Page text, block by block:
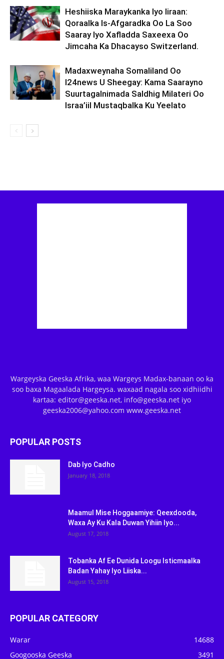
Heshiiska Maraykanka Iyo Iiraan:
Qoraalka Is-Afgaradka Oo La Soo
Saaray Iyo Xafladda Saxeexa Oo
Jimcaha Ka Dhacayso Switzerland.
Madaxweynaha Somaliland Oo
I24news U Sheegay: Kama Saarayno
Suurtagalnimada Saldhig Milateri Oo
Israa’iil Mustaqbalka Ku Yeelato
Wargeyska Geeska Afrika, waa Wargeys Madax-banaan oo ka
soo baxa Magaalada Hargeysa. waxaad nagala soo xidhiidhi
kartaa: editor@geeska.net, info@geeska.net iyo
geeska2006@yahoo.com www.geeska.net
POPULAR POSTS
Dab Iyo Cadho
January 18, 2018
Maamul Mise Hoggaamiye: Qeexdooda,
Waxa Ay Ku Kala Duwan Yihiin Iyo...
August 17, 2018
Tobanka Af Ee Dunida Loogu Isticmaalka
Badan Yahay Iyo Liiska...
August 15, 2018
POPULAR CATEGORY
Warar
14688
Googooska Geeska
3491